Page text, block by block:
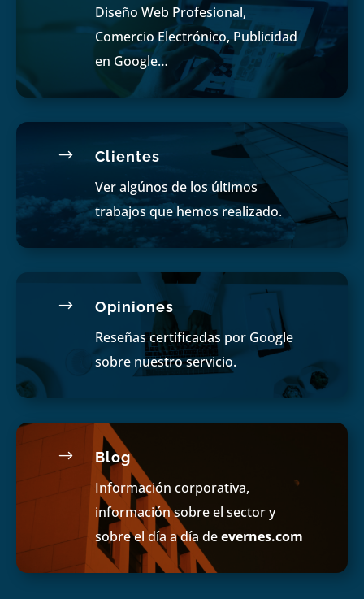
Diseño Web Profesional,
Comercio Electrónico, Publicidad
en Google…
$ Clientes
Ver algúnos de los últimos
trabajos que hemos realizado.
$ Opiniones
Reseñas certificadas por Google
sobre nuestro servicio.
$ Blog
Información corporativa,
información sobre el sector y
sobre el día a día deevernes.com